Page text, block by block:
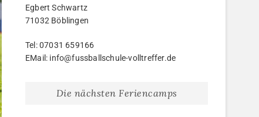
Egbert Schwartz
71032 Böblingen
Tel: 07031 659166
EMail: info@fussballschule-volltreffer.de
Die nächsten Feriencamps